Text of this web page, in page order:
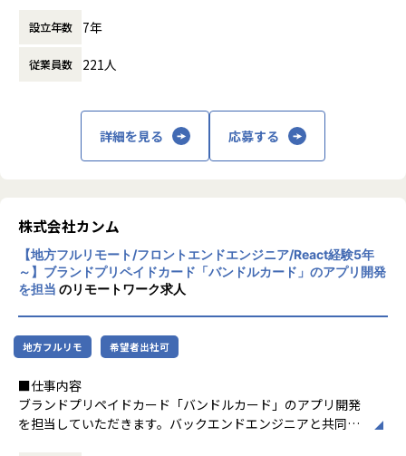
・ChatGPTをはじめとする生成AIの実装や、DXソリューシ
・VPoE（取締役兼エンジニアリング責任者）と協働で、技
術特化型からマネジメント志向まで柔軟なキャリアプランを
実装まで主体的に推進し、ChatGPTをはじめとする生成AIの
実装案件にも参画できます。
・多様な開発手法（ウォーターフォール、アジャイル、スク
ラム等）をプロジェクトごとに選択できるため、幅広いプロ
ジェクト管理経験を積み、柔軟なスキルアップが可能です。
・スピード感を持った事業推進に携われる環境があり、変化
の激しい市場や先端技術を活用したプロジェクトで即戦力と
して活躍できます。
・クライアント企業のプロジェクトだけでなく、自社開発に
も深く関わることができ、ご自身の意思やアイデアを形にし
やすい環境です。
・「ゆたかな人生のきっかけを」を理念に掲げ、多様な職種
時間外労働の有無： 有（月平均15時間）
設立年数 7年
従業員数 221人
詳細を見る 応募する
株式会社カンム
【地方フルリモート/フロントエンドエンジニア/React経験5年
～】ブランドプリペイドカード「バンドルカード」のアプリ開発
を担当 のリモートワーク求人
地方フルリモ 希望者出社可
■仕事内容
ブランドプリペイドカード「バンドルカード」のアプリ開発
を担当していただきます。バックエンドエンジニアと共同で